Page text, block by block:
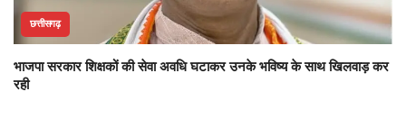
छत्तीसगढ़
भाजपा सरकार शिक्षकों की सेवा अवधि घटाकर उनके भविष्य के साथ खिलवाड़ कर
रही